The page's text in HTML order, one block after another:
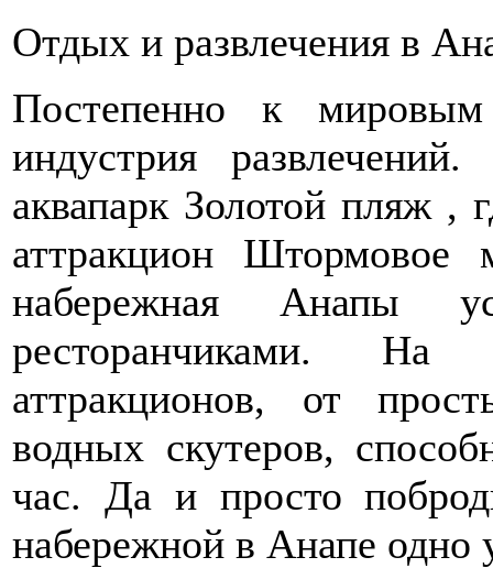
Отдых и развлечения в
Постепенно к мировым
индустрия
аквапарк Золотой пляж ,
аттракцион Штормовое
набережная Анапы
ресторанчиками.
аттракционов, от
водных скутеров,
час. Да и просто
набережной в Анапе одно